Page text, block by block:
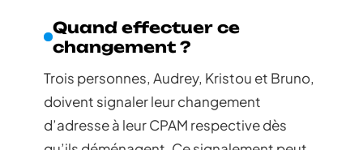
Quand effectuer ce
changement ?
Trois personnes, Audrey, Kristou et Bruno,
doivent signaler leur changement
d’adresse à leur CPAM respective dès